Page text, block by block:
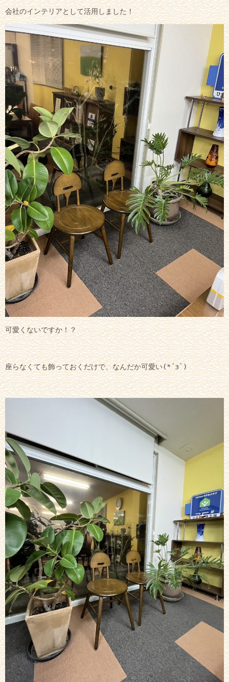
会社のインテリアとして活用しました！
可愛くないですか！？
座らなくても飾っておくだけで、なんだか可愛い(*´з`)